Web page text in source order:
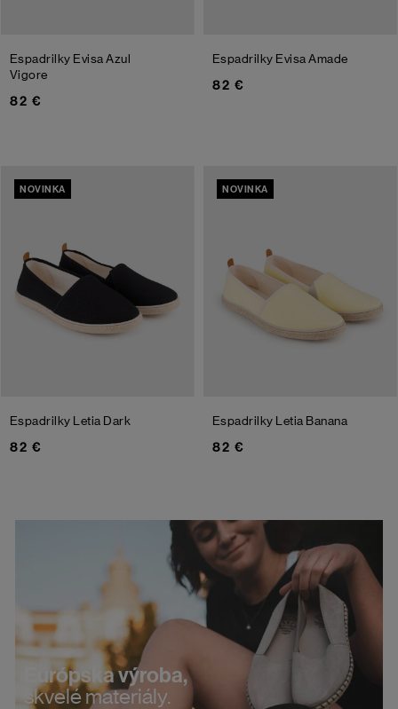
Espadrilky EvisaAzul
Vigore
82 €
Espadrilky EvisaAmade
82 €
NOVINKA
Espadrilky Letia Dark
82 €
NOVINKA
Espadrilky Letia Banana
82 €
Európska výroba,
skvelé materiály.